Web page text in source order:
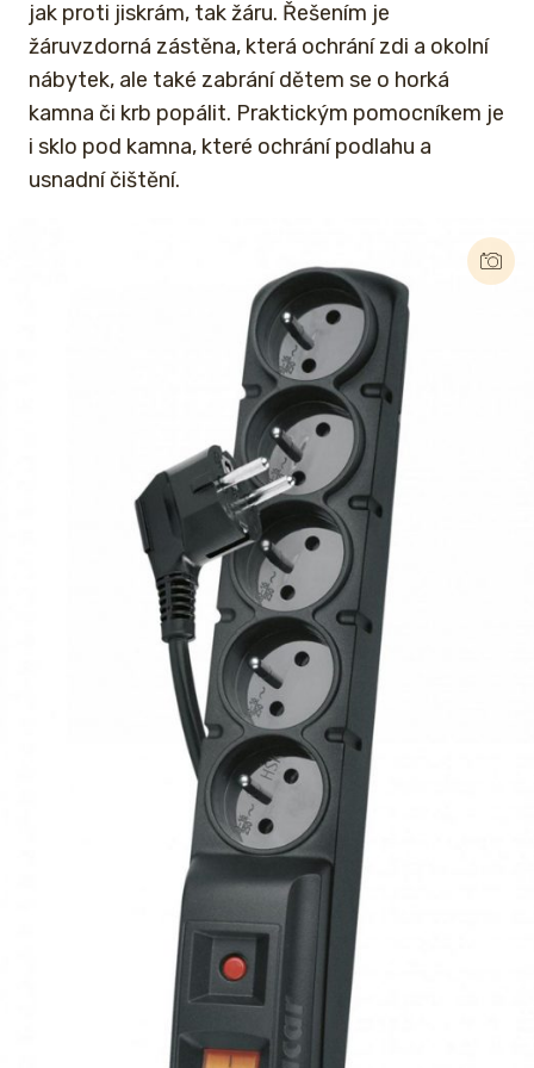
jak proti jiskrám, tak žáru. Řešením je
žáruvzdorná zástěna, která ochrání zdi a okolní
nábytek, ale také zabrání dětem se o horká
kamna či krb popálit. Praktickým pomocníkem je
i sklo pod kamna, které ochrání podlahu a
usnadní čištění.